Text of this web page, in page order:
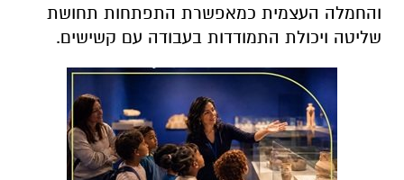
והחמלה העצמית כמאפשרת התפתחות תחושת
שליטה ויכולת התמודדות בעבודה עם קשישים.